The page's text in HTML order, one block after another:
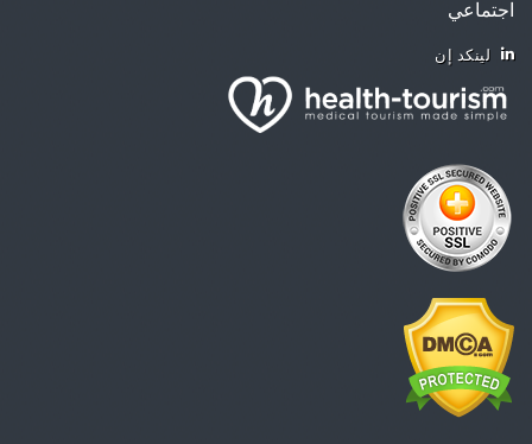
اجتماعي
لينكد إن